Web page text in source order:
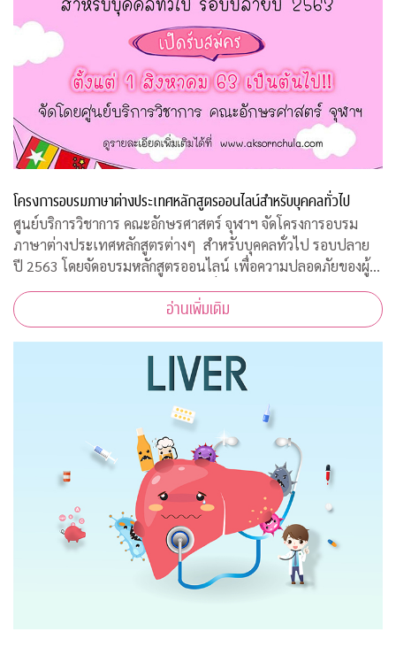
โครงการอบรมภาษาต่างประเทศหลักสูตรออนไลน์สำหรับบุคคลทั่วไป
ศูนย์บริการวิชาการ คณะอักษรศาสตร์ จุฬาฯ จัดโครงการอบรม
ภาษาต่างประเทศหลักสูตรต่างๆ สำหรับบุคคลทั่วไป รอบปลาย
ปี 2563 โดยจัดอบรมหลักสูตรออนไลน์ เพื่อความปลอดภัยของผู้
สอนและผู้เข้าร่วมการอบรมทุกคนเนื่องจากสถานการณ์โควิด-19
ทำให้ไม่สามารถจัดอบรมในห้องเรียนรูป
อ่านเพิ่มเติม